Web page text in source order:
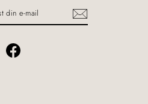
Facebook